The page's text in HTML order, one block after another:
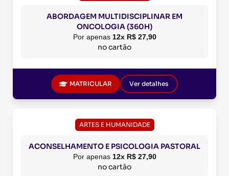
ABORDAGEM MULTIDISCIPLINAR EM
ONCOLOGIA (360H)
Por apenas 12x R$ 27,90
no cartão
MATRICULAR Ver detalhes
ARTES E HUMANIDADE
ACONSELHAMENTO E PSICOLOGIA PASTORAL
Por apenas 12x R$ 27,90
no cartão